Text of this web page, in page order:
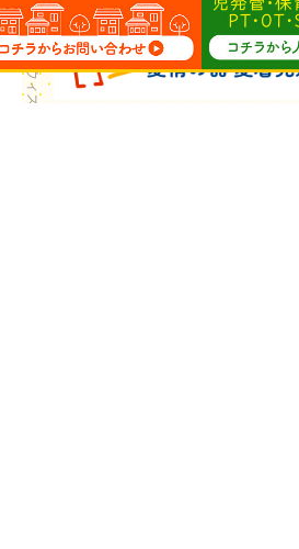
Copyright © ウィズ・ユー All Rights Reserved.